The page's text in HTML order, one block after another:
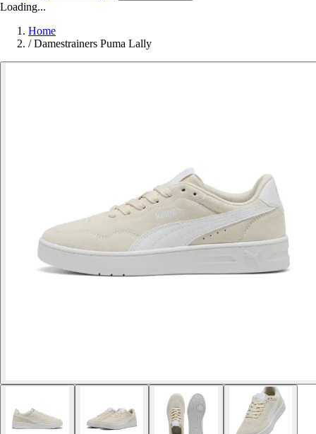
Loading...
Home
/ Damestrainers Puma Lally